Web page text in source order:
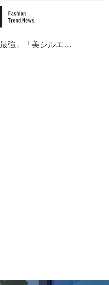
「コスパ最強」「美シルエット！」【ユニクロ】40代ママ絶賛♡「デニムスカート」